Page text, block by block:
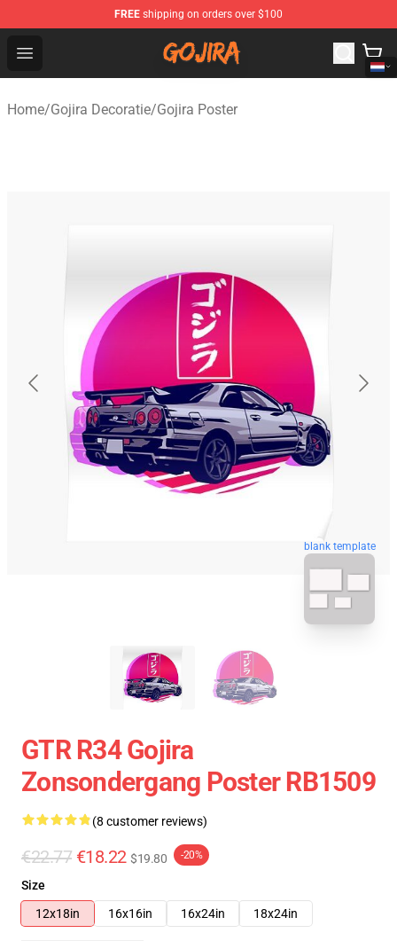
FREE shipping on orders over $100
Open menu
Gojira Shop - Official Gojira Merchandise Store
Home/Gojira Decoratie/Gojira Poster
blank template
GTR R34 Gojira
Zonsondergang Poster RB1509
(8 customer reviews)
€22.77 €18.22 $19.80 -20%
Size
12x18in
16x16in 16x24in 18x24in